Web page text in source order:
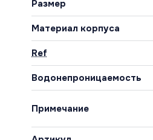
Размер
Материал корпуса
Ref
Водонепроницаемость
Примечание